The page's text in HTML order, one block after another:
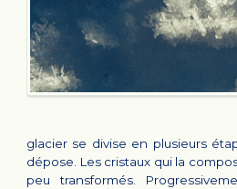
glacier se divise en plusieurs
dépose. Les cristaux qui la
peu transformés.